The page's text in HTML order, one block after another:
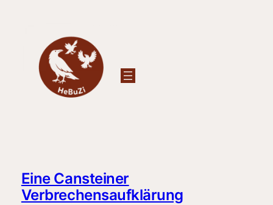
Eine Cansteiner
Verbrechensaufklärung